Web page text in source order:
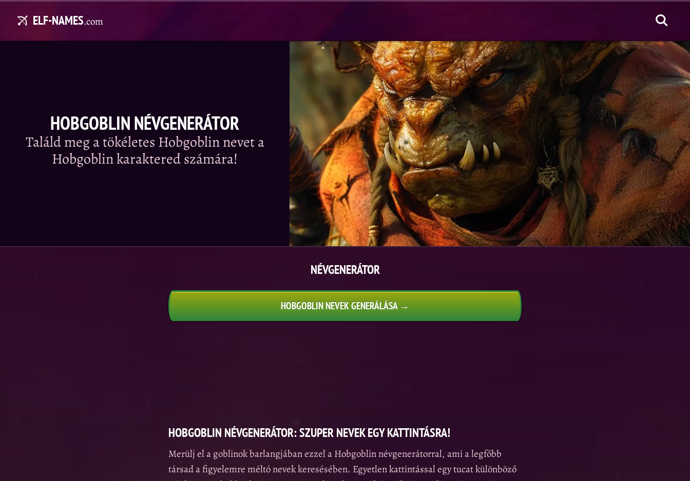
ELF-NAMES.com
HOBGOBLIN NÉVGENERÁTOR
Találd meg a tökéletes Hobgoblin nevet a
Hobgoblin karaktered számára!
NÉVGENERÁTOR
HOBGOBLIN NEVEK GENERÁLÁSA →
HOBGOBLIN NÉVGENERÁTOR: SZUPER NEVEK EGY KATTINTÁSRA!
Merülj el a goblinok barlangjában ezzel a Hobgoblin névgenerátorral, ami a legfőbb
társad a figyelemre méltó nevek keresésében. Egyetlen kattintással egy tucat különböző